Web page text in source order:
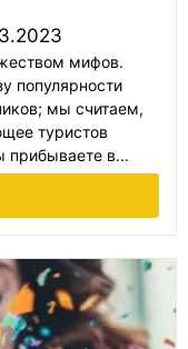
мифов.
популярности
мы считаем,
туристов
прибываете в...